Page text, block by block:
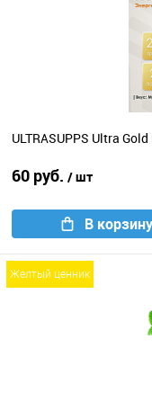
ULTRASUPPS Ultra
60 руб. / шт
В корзину
желтый ценник